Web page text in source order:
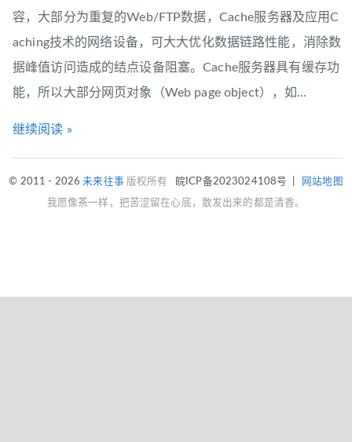
容，大部分为重复的Web/FTP数据，Cache服务器及应用C
aching技术的网络设备，可大大优化数据链路性能，消除数
据峰值访问造成的结点设备阻塞。Cache服务器具有缓存功
能，所以大部分网页对象（Web page object），如...
继续阅读 »
© 2011 - 2026未来往事 版权所有 皖ICP备2023024108号 网站地图
我愿像茶一样，把苦涩留在心底，散发出来的都是清香。